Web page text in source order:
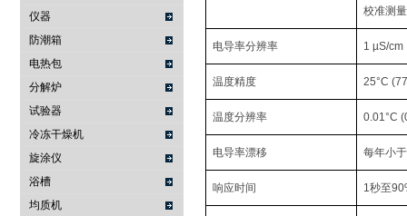
仪器
防潮箱
电热包
分解炉
试验器
冷冻干燥机
旋涂仪
浴槽
均质机
校准测量
电导率分辨率 1 µS/cm
温度精度 25°C
温度分辨率 0.01°C
电导率漂移 每年小
响应时间 1秒至